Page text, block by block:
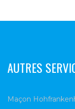
AUTRES
Maçon